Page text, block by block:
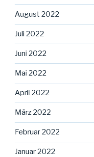
August 2022
Juli 2022
Juni 2022
Mai 2022
April 2022
März 2022
Februar 2022
Januar 2022